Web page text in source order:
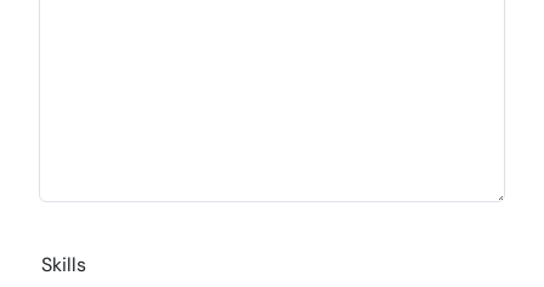
Skills